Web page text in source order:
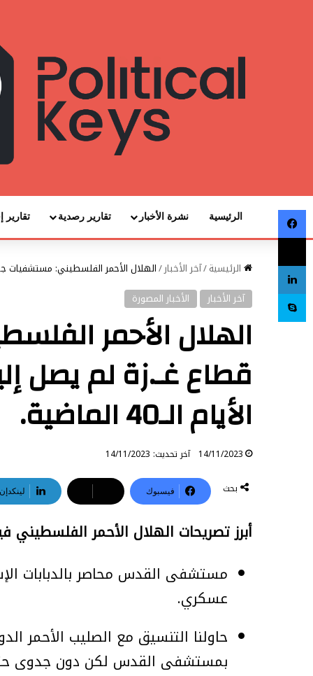
الرئيسية نشرة الأخبار تقارير رصدية تقارير
الرئيسية/آخر الأخبار/الهلال الأحمر الفلسطيني: مستشفيات جنوب
آخر الأخبار
الأخبار المصورة
الهلال الأحمر
قطاع غـ.زة لم يصل
الأيام الـ40 الماضية.
14/11/2023 آخر تحديث: 14/11/2023
بحث فيسبوك لينكدإن
أبرز تصريحات الهلال الأحمر
مستشفى القدس محاصر بالدبابات
عسكري.
حاولنا التنسيق مع الصليب الأحمر
بمستشفى القدس لكن دون جدوى
فيسبوك
‫X
لينكدإن
سكايب